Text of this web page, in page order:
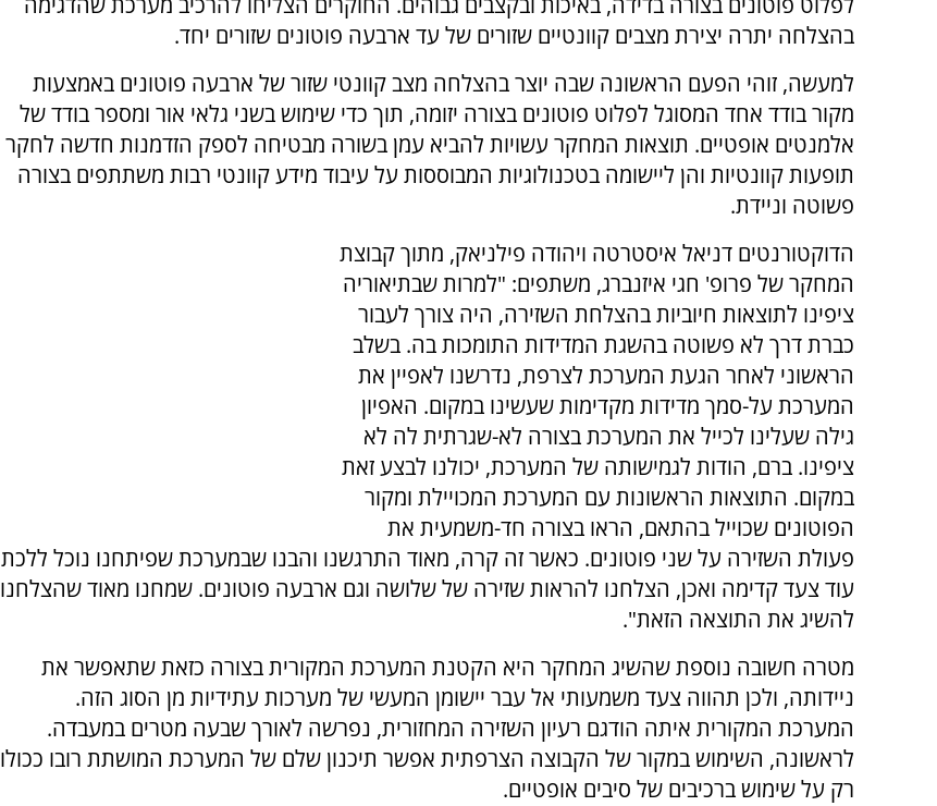
בהצלחה יתרה יצירת מצבים קוונטיים שזורים של עד ארבעה פוטונים שזורים יחד.
למעשה, זוהי הפעם הראשונה שבה יוצר בהצלחה מצב קוונטי שזור של ארבעה פוטונים באמצעות
מקור בודד אחד המסוגל לפלוט פוטונים בצורה יזומה, תוך כדי שימוש בשני גלאי אור ומספר בודד של
אלמנטים אופטיים. תוצאות המחקר עשויות להביא עמן בשורה מבטיחה לספק הזדמנות חדשה לחקר
תופעות קוונטיות והן ליישומה בטכנולוגיות המבוססות על עיבוד מידע קוונטי רבות משתתפים בצורה
פשוטה וניידת.
הדוקטורנטים דניאל איסטרטה ויהודה פילניאק, מתוך קבוצת
המחקר של פרופ' חגי איזנברג, משתפים: "למרות שבתיאוריה
ציפינו לתוצאות חיוביות בהצלחת השזירה, היה צורך לעבור
כברת דרך לא פשוטה בהשגת המדידות התומכות בה. בשלב
הראשוני לאחר הגעת המערכת לצרפת, נדרשנו לאפיין את
המערכת על-סמך מדידות מקדימות שעשינו במקום. האפיון
גילה שעלינו לכייל את המערכת בצורה לא-שגרתית לה לא
ציפינו. ברם, הודות לגמישותה של המערכת, יכולנו לבצע זאת
במקום. התוצאות הראשונות עם המערכת המכויילת ומקור
הפוטונים שכוייל בהתאם, הראו בצורה חד-משמעית את
פעולת השזירה על שני פוטונים. כאשר זה קרה, מאוד התרגשנו והבנו שבמערכת שפיתחנו נוכל ללכת
עוד צעד קדימה ואכן, הצלחנו להראות שזירה של שלושה וגם ארבעה פוטונים. שמחנו מאוד שהצלחנו
להשיג את התוצאה הזאת".
מטרה חשובה נוספת שהשיג המחקר היא הקטנת המערכת המקורית בצורה כזאת שתאפשר את
ניידותה, ולכן תהווה צעד משמעותי אל עבר יישומן המעשי של מערכות עתידיות מן הסוג הזה.
המערכת המקורית איתה הודגם רעיון השזירה המחזורית, נפרשה לאורך שבעה מטרים במעבדה.
לראשונה, השימוש במקור של הקבוצה הצרפתית אפשר תיכנון שלם של המערכת המושתת רובו ככולו
רק על שימוש ברכיבים של סיבים אופטיים.